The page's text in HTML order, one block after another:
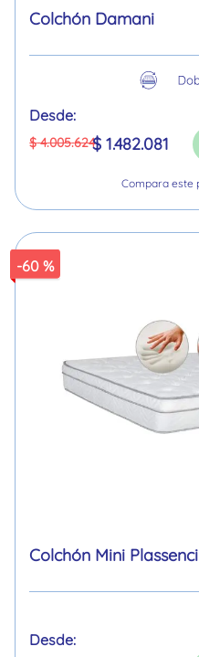
Colchón Damani
Desde:
$ 4.005.624$ 1.482.081
-60 %
Colchón Mini Plassenci
Desde: